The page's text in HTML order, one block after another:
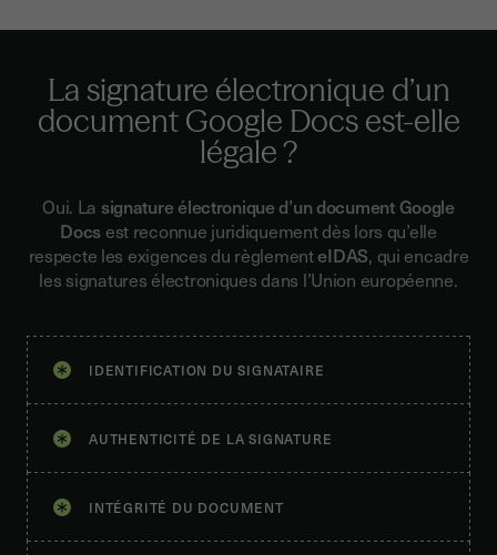
La signature électronique d’un
document Google Docs est-elle
légale ?
Oui. La signature électronique d’un document Google
Docs est reconnue juridiquement dès lors qu’elle
respecte les exigences du règlementeIDAS, qui encadre
les signatures électroniques dans l’Union européenne.
IDENTIFICATION DU SIGNATAIRE
AUTHENTICITÉ DE LA SIGNATURE
INTÉGRITÉ DU DOCUMENT